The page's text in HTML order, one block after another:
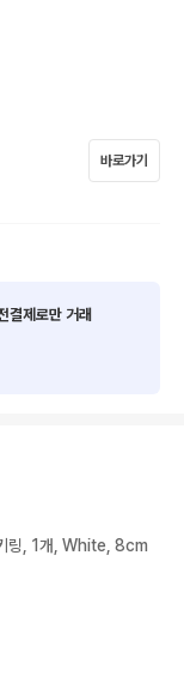
바로가기
결제로만 거래
링, 1개, White, 8cm